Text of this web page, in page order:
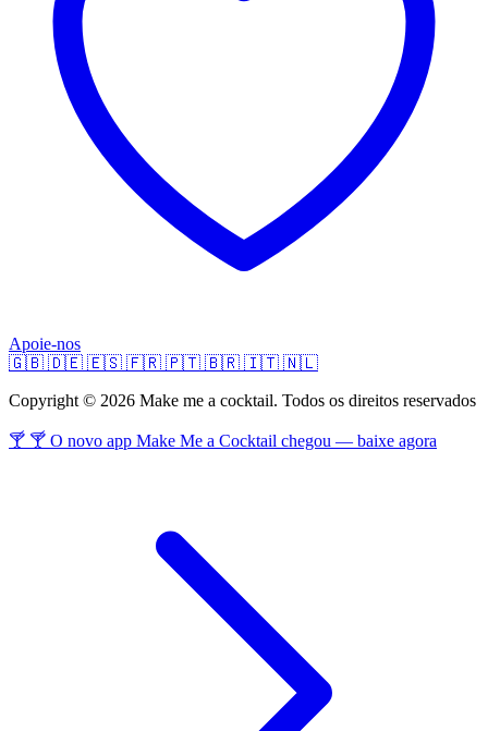
Apoie-nos
🇬🇧 🇩🇪 🇪🇸 🇫🇷 🇵🇹 🇧🇷 🇮🇹 🇳🇱
Copyright © 2026 Make me a cocktail. Todos os direitos reservados
🍸 🍸 O novo app Make Me a Cocktail chegou — baixe agora